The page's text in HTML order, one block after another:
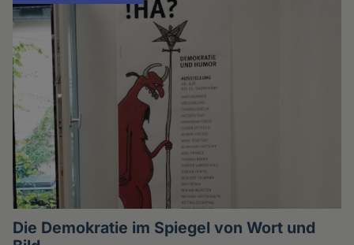
Die Demokratie im Spiegel von Wort und